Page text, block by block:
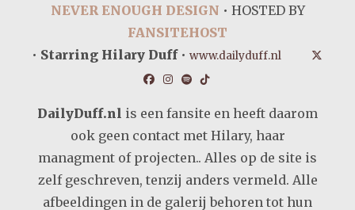
NEVER ENOUGH DESIGN • HOSTED BY
FANSITEHOST
• Starring Hilary Duff• www.dailyduff.nl
DailyDuff.nl is een fansite en heeft daarom
ook geen contact met Hilary, haar
managment of projecten.. Alles op de site is
zelf geschreven, tenzij anders vermeld. Alle
afbeeldingen in de galerij behoren tot hun